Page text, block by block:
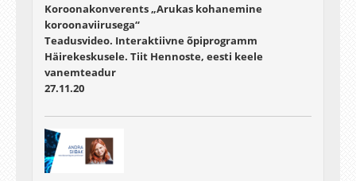
Koroonakonverents „Arukas kohanemine
koroonaviirusega“
Teadusvideo. Interaktiivne õpiprogramm
Häirekeskusele. Tiit Hennoste, eesti keele
vanemteadur
27.11.20